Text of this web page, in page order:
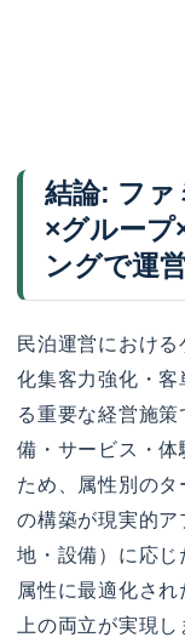
結論: ファ
×グループ
ングで運
民泊運営におけ
化集客力強化・
る重要な経営施
備・サービス・
ため、属性別の
の構築が現実的
地・設備）に応
属性に最適化さ
上の両立が実現